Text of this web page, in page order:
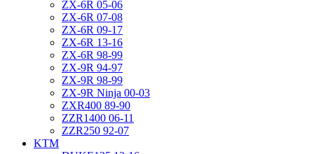
ZX-6R 05-06
ZX-6R 07-08
ZX-6R 09-17
ZX-6R 13-16
ZX-6R 98-99
ZX-9R 94-97
ZX-9R 98-99
ZX-9R Ninja 00-03
ZXR400 89-90
ZZR1400 06-11
ZZR250 92-07
KTM